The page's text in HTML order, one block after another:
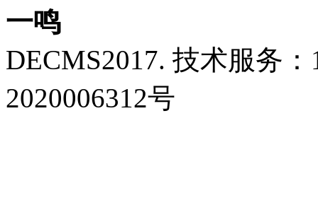
一鸣
DECMS2017. 技术服务
2020006312号